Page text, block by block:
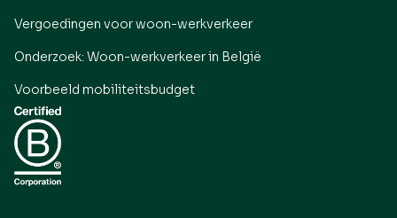
Vergoedingen voor woon-werkverkeer
Onderzoek: Woon-werkverkeer in België
Voorbeeld mobiliteitsbudget